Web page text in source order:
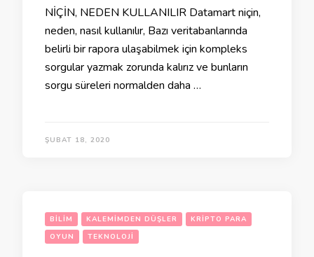
NİÇİN, NEDEN KULLANILIR Datamart niçin,
neden, nasıl kullanılır, Bazı veritabanlarında
belirli bir rapora ulaşabilmek için kompleks
sorgular yazmak zorunda kalırız ve bunların
sorgu süreleri normalden daha …
ŞUBAT 18, 2020
BILIM KALEMIMDEN DÜŞLER
KRIPTO PARA
OYUN
TEKNOLOJI